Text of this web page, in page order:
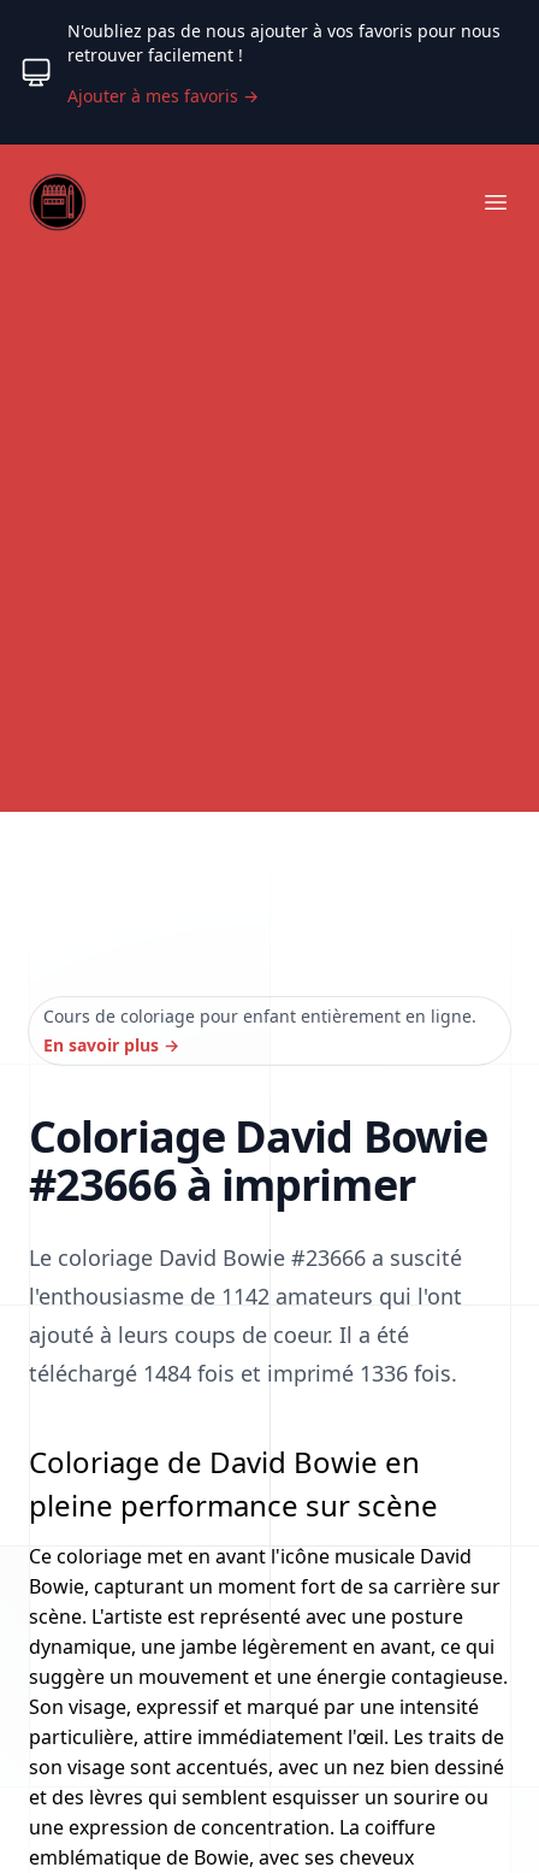
N'oubliez pas de nous ajouter à vos favoris pour nous
retrouver facilement !
Ajouter à mes favoris →
Web coloriage
Cours de coloriage pour enfant entièrement en ligne.
En savoir plus →
Coloriage David Bowie
#23666 à imprimer
Le coloriage David Bowie #23666 a suscité
l'enthousiasme de 1142 amateurs qui l'ont
ajouté à leurs coups de coeur. Il a été
téléchargé 1484 fois et imprimé 1336 fois.
Coloriage de David Bowie en
pleine performance sur scène
Ce coloriage met en avant l'icône musicale David
Bowie, capturant un moment fort de sa carrière sur
scène. L'artiste est représenté avec une posture
dynamique, une jambe légèrement en avant, ce qui
suggère un mouvement et une énergie contagieuse.
Son visage, expressif et marqué par une intensité
particulière, attire immédiatement l'œil. Les traits de
son visage sont accentués, avec un nez bien dessiné
et des lèvres qui semblent esquisser un sourire ou
une expression de concentration. La coiffure
emblématique de Bowie, avec ses cheveux